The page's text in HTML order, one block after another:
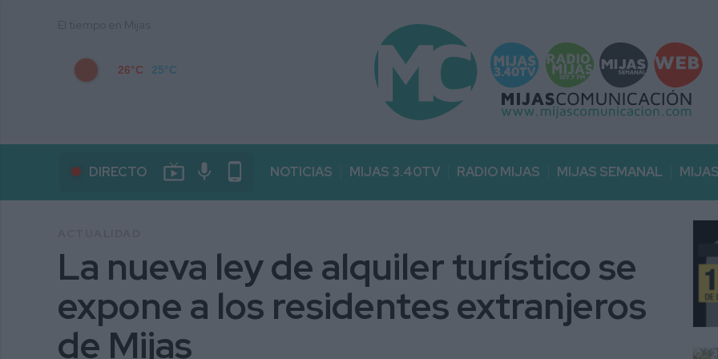
26°C 25°C
DIRECTO live_tv mic phone_android NOTICIAS MIJAS 3.40TV RADIO MIJAS MIJAS SEMANAL
La nueva ley de alquiler turístico se
expone a los residentes extranjeros
de Mijas